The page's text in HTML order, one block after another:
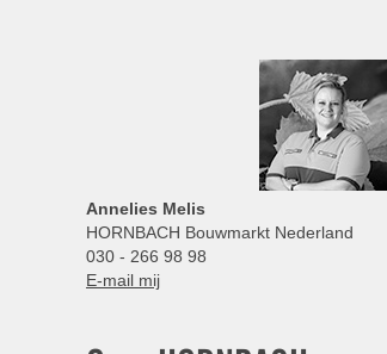
Annelies Melis
HORNBACH Bouwmarkt Nederland
030 - 266 98 98
E-mail mij